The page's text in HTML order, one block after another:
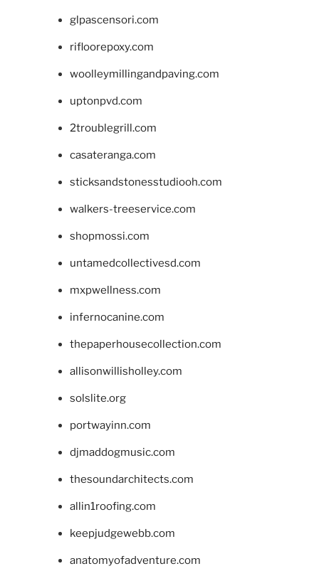
glpascensori.com
rifloorepoxy.com
woolleymillingandpaving.com
uptonpvd.com
2troublegrill.com
casateranga.com
sticksandstonesstudiooh.com
walkers-treeservice.com
shopmossi.com
untamedcollectivesd.com
mxpwellness.com
infernocanine.com
thepaperhousecollection.com
allisonwillisholley.com
solslite.org
portwayinn.com
djmaddogmusic.com
thesoundarchitects.com
allin1roofing.com
keepjudgewebb.com
anatomyofadventure.com